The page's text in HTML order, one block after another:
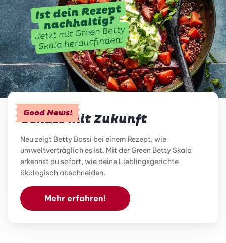
Good News!
Genuss mit Zukunft
Neu zeigt Betty Bossi bei einem Rezept, wie
umweltverträglich es ist. Mit der Green Betty Skala
erkennst du sofort, wie deine Lieblingsgerichte
ökologisch abschneiden.
Mehr erfahren!